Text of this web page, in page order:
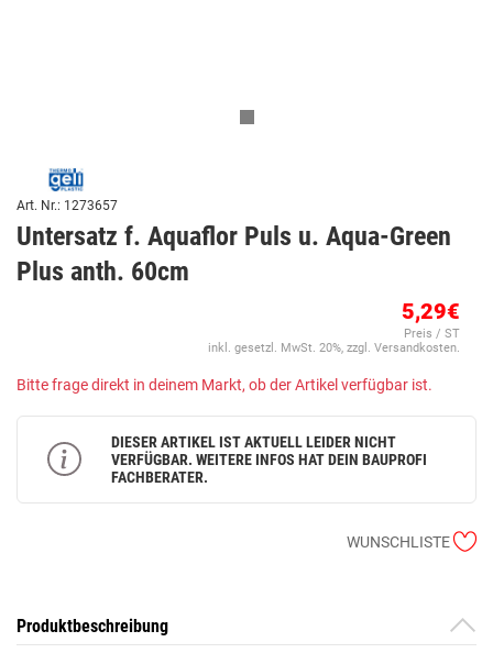
Art. Nr.: 1273657
Untersatz f. Aquaflor Puls u. Aqua-Green
Plus anth. 60cm
5,29€
Preis / ST
inkl. gesetzl. MwSt. 20%, zzgl. Versandkosten.
Bitte frage direkt in deinem Markt, ob der Artikel verfügbar ist.
DIESER ARTIKEL IST AKTUELL LEIDER NICHT
VERFÜGBAR. WEITERE INFOS HAT DEIN BAUPROFI
FACHBERATER.
WUNSCHLISTE
Produktbeschreibung